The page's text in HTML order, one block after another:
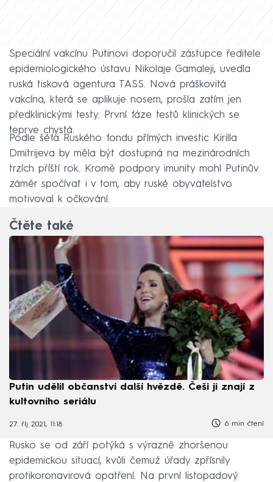
Speciální vakcínu Putinovi doporučil zástupce ředitele
epidemiologického ústavu Nikolaje Gamaleji, uvedla
ruská tisková agentura TASS. Nová práškovitá
vakcína, která se aplikuje nosem, prošla zatím jen
předklinickými testy. První fáze testů klinických se
teprve chystá.
Podle šéfa Ruského fondu přímých investic Kirilla
Dmitrijeva by měla být dostupná na mezinárodních
trzích příští rok. Kromě podpory imunity mohl Putinův
záměr spočívat i v tom, aby ruské obyvatelstvo
motivoval k očkování.
Čtěte také
Putin udělil občanství další hvězdě. Češi ji znají z
kultovního seriálu
27. říj 2021, 11:18 6 min čtení
Rusko se od září potýká s výrazně zhoršenou
epidemickou situací, kvůli čemuž úřady zpřísnily
protikoronavirová opatření. Na první listopadový